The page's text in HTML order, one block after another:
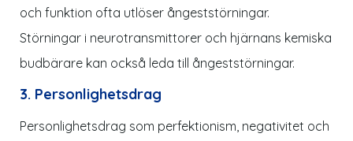
och funktion ofta utlöser ångeststörningar.
Störningar i neurotransmittorer och hjärnans kemiska
budbärare kan också leda till ångeststörningar.
3. Personlighetsdrag
Personlighetsdrag som perfektionism, negativitet och